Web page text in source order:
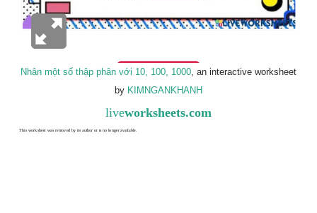
Nhân một số thập phân với 10, 100, 1000, an interactive worksheet
by KIMNGANKHANH
liveworksheets.com